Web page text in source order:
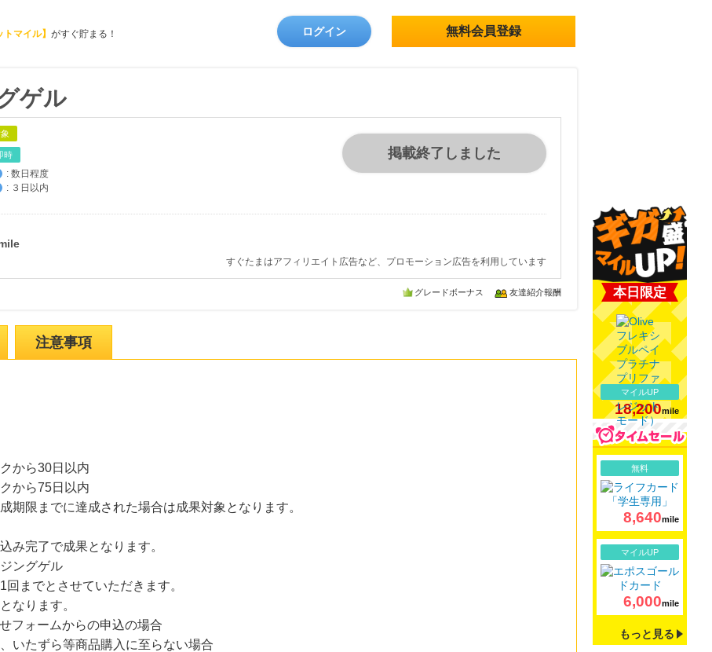
トマイル】 がすぐ貯まる！ ログイン 無料会員登録
ゲル
時
: 数日程度
: ３日以内
掲載終了しました
すぐたまはアフィリエイト広告など、プロモーション広告を利用しています
グレードボーナス 友達紹介報酬
注意事項
から30日以内
から75日以内
期限までに達成された場合は成果対象となります。
み完了で成果となります。
ングゲル
までとさせていただきます。
なります。
フォームからの申込の場合
いたずら等商品購入に至らない場合
本日限定
マイルUP
18,200mile
無料
8,640mile
マイルUP
6,000mile
もっと見る